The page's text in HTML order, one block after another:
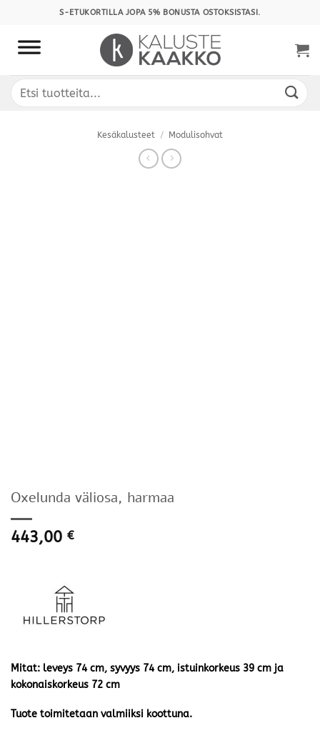
content
S-ETUKORTILLA JOPA 5% BONUSTA OSTOKSISTASI.
Etsi:
Kesäkalusteet / Modulisohvat
Oxelunda väliosa, harmaa
443,00 €
Mitat: leveys 74 cm, syvyys 74 cm, istuinkorkeus 39 cm ja
kokonaiskorkeus 72 cm
Tuote toimitetaan valmiiksi koottuna.